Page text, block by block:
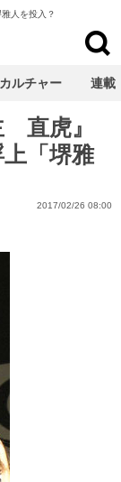
人を投入？
直虎』
「堺雅
2017/02/26 08:00
カルチャー 連載